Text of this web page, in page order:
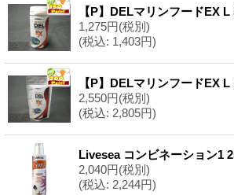
【P】DELマリンフードEX L
1,275円(税別)
(税込: 1,403円)
【P】DELマリンフードEX L
2,550円(税別)
(税込: 2,805円)
Livesea コンビネーション1
2,040円(税別)
(税込: 2,244円)